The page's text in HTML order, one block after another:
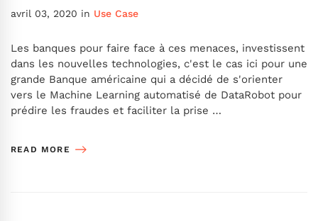
avril 03, 2020 in Use Case
Les banques pour faire face à ces menaces, investissent
dans les nouvelles technologies, c'est le cas ici pour une
grande Banque américaine qui a décidé de s'orienter
vers le Machine Learning automatisé de DataRobot pour
prédire les fraudes et faciliter la prise …
READ MORE